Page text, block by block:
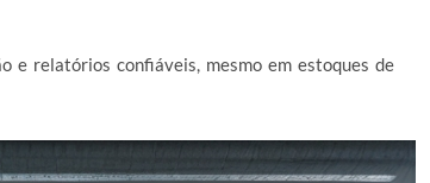
e relatórios confiáveis, mesmo em estoques de